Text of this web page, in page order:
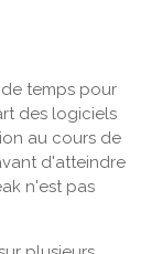
temps pour
des logiciels
au cours de
d'atteindre
n'est pas